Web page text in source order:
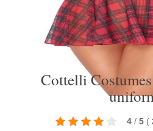
Cottelli
4 / 5 (